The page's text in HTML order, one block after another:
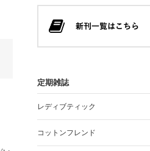
定期雑誌
レディブティック
コットンフレンド